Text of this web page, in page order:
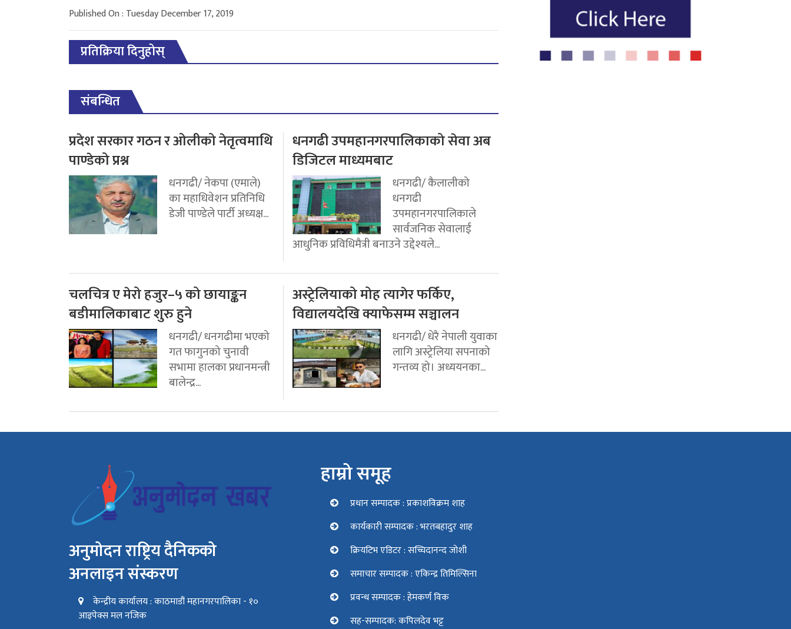
Published On : Tuesday December 17, 2019
प्रतिक्रिया दिनुहोस्
संबन्धित
प्रदेश सरकार गठन र ओलीको नेतृत्वमाथि
पाण्डेको प्रश्न
धनगढी/ नेकपा (एमाले)
का महाधिवेशन प्रतिनिधि
डेजी पाण्डेले पार्टी अध्यक्ष...
धनगढी उपमहानगरपालिकाको सेवा अब
डिजिटल माध्यमबाट
धनगढी/ कैलालीको
धनगढी
उपमहानगरपालिकाले
सार्वजनिक सेवालाई
आधुनिक प्रविधिमैत्री बनाउने उद्देश्यले...
चलचित्र ए मेरो हजुर–५ को छायाङ्कन
बडीमालिकाबाट शुरु हुने
धनगढी/ धनगढीमा भएको
गत फागुनको चुनावी
सभामा हालका प्रधानमन्त्री
बालेन्द्र...
अस्ट्रेलियाको मोह त्यागेर फर्किए,
विद्यालयदेखि क्याफेसम्म सञ्चालन
धनगढी/ धेरै नेपाली युवाका
लागि अस्ट्रेलिया सपनाको
गन्तव्य हो। अध्ययनका...
अनुमोदन राष्ट्रिय दैनिकको
अनलाइन संस्करण
केन्द्रीय कार्यालय : काठमाडौं महानगरपालिका - १०
आइपेक्स मल नजिक
हाम्रो समूह
प्रधान सम्पादक : प्रकाशविक्रम शाह
कार्यकारी सम्पादक : भरतबहादुर शाह
क्रियटिभ एडिटर : सच्चिदानन्द जोशी
समाचार सम्पादक : एकिन्द्र तिमिल्सिना
प्रवन्ध सम्पादक : हेमकर्ण विक
सह-सम्पादक: कपिलदेव भट्ट